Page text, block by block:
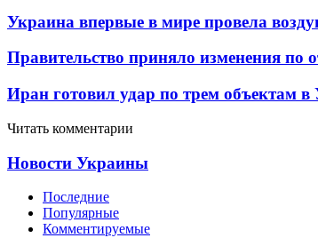
Украина впервые в мире провела
Правительство приняло изменения по
Иран готовил удар по трем объектам
Читать комментарии
Новости Украины
Последние
Популярные
Комментируемые